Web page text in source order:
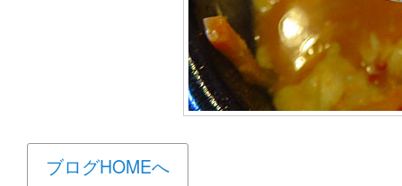
ブログHOMEへ